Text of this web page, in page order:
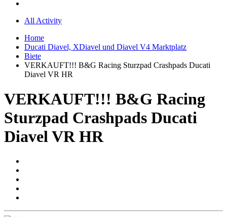
All Activity
Home
Ducati Diavel, XDiavel und Diavel V4 Marktplatz
Biete
VERKAUFT!!! B&G Racing Sturzpad Crashpads Ducati
Diavel VR HR
VERKAUFT!!! B&G Racing
Sturzpad Crashpads Ducati
Diavel VR HR